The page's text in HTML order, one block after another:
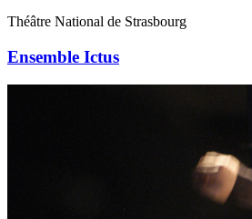
Théâtre National de Strasbourg
Ensemble Ictus